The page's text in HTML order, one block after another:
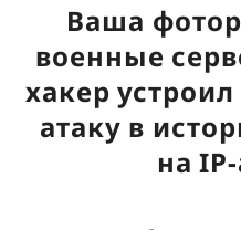
Ваша
военные
хакер
атаку в
на